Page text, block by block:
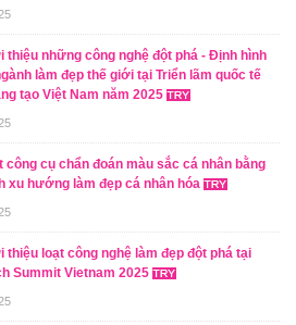
thiệu những công nghệ đột phá - Định hình
làm đẹp thế giới tại Triển lãm quốc tế
tạo Việt Nam năm 2025
công cụ chẩn đoán màu sắc cá nhân bằng
xu hướng làm đẹp cá nhân hóa
thiệu loạt công nghệ làm đẹp đột phá tại
Summit Vietnam 2025